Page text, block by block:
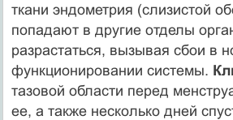
ткани эндометрия (слизистой
попадают в другие отделы
разрастаться, вызывая сбои в
функционировании системы.
тазовой области перед
ее, а также несколько дней